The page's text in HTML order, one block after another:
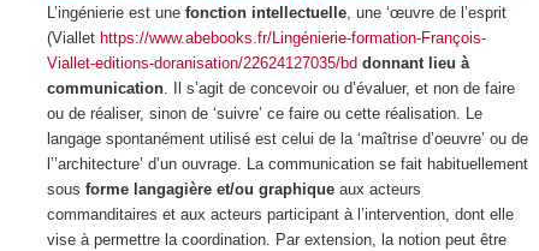
L’ingénierie est une fonction intellectuelle, une ‘œuvre de l’esprit
(Viallet https://www.abebooks.fr/Lingénierie-formation-François-
Viallet-editions-doranisation/22624127035/bd donnant lieu à
communication. Il s’agit de concevoir ou d’évaluer, et non de faire
ou de réaliser, sinon de ‘suivre’ ce faire ou cette réalisation. Le
langage spontanément utilisé est celui de la ‘maîtrise d’oeuvre’ ou de
l’’architecture’ d’un ouvrage. La communication se fait habituellement
sous forme langagière et/ou graphique aux acteurs
commanditaires et aux acteurs participant à l’intervention, dont elle
vise à permettre la coordination. Par extension, la notion peut être